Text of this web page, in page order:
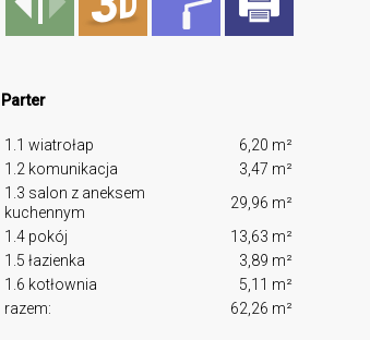
Parter
1.1 wiatrołap
6,20 m²
1.2 komunikacja
3,47 m²
1.3 salon z aneksem
kuchennym
29,96 m²
1.4 pokój
13,63 m²
1.5 łazienka
3,89 m²
1.6 kotłownia
5,11 m²
razem:
62,26 m²